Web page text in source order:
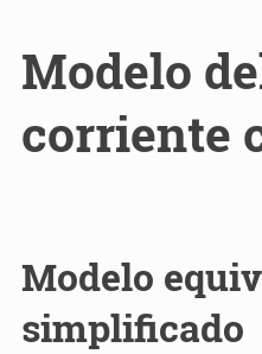
Modelo
corriente
Modelo
simplificado